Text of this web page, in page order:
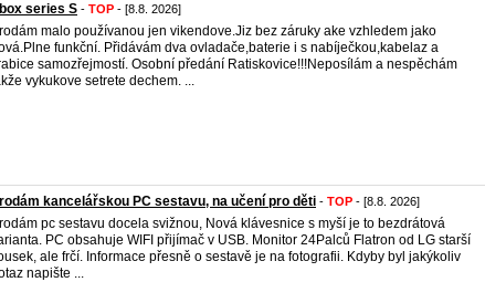
series S - TOP - [8.8. 2026]
malo používanou jen vikendove.Jiz bez záruky ake vzhledem jako
funkční. Přidávám dva ovladače,baterie i s nabíječkou,kabelaz a
samozřejmostí. Osobní předání Ratiskovice!!!Neposílám a nespěchám
vykukove setrete dechem. ...
kancelářskou PC sestavu, na učení pro děti - TOP - [8.8. 2026]
pc sestavu docela svižnou, Nová klávesnice s myší je to bezdrátová
PC obsahuje WIFI přijímač v USB. Monitor 24Palců Flatron od LG starší
ale frčí. Informace přesně o sestavě je na fotografii. Kdyby byl jakýkoliv
napište ...